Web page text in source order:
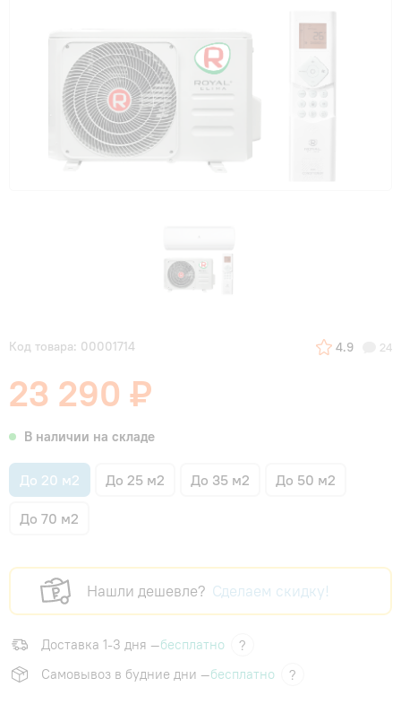
Код товара: 00001714 4.9 24
23 290 ₽
В наличии на складе
До 20 м2 До 25 м2 До 35 м2 До 50 м2
До 70 м2
Нашли дешевле? Сделаем скидку!
Доставка 1-3 дня —бесплатно
?
Самовывоз в будние дни —бесплатно ?